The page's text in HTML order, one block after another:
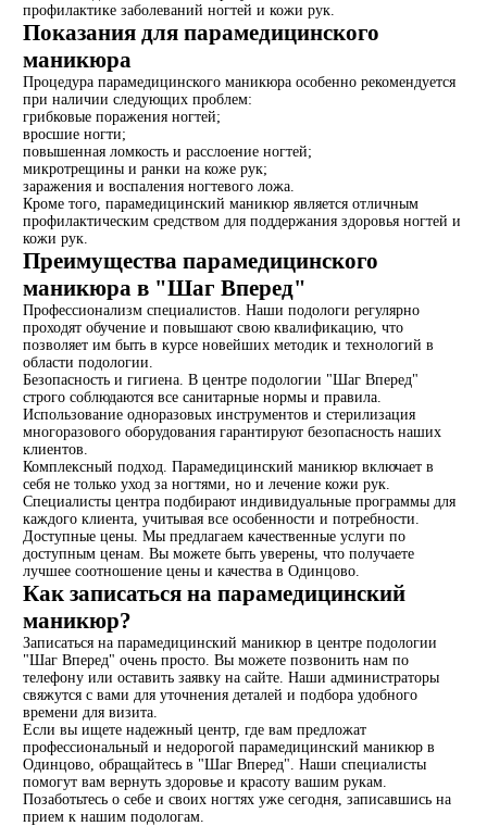
профилактике заболеваний ногтей и кожи рук.
Показания для парамедицинского
маникюра
Процедура парамедицинского маникюра особенно рекомендуется
при наличии следующих проблем:
грибковые поражения ногтей;
вросшие ногти;
повышенная ломкость и расслоение ногтей;
микротрещины и ранки на коже рук;
заражения и воспаления ногтевого ложа.
Кроме того, парамедицинский маникюр является отличным
профилактическим средством для поддержания здоровья ногтей и
кожи рук.
Преимущества парамедицинского
маникюра в "Шаг Вперед"
Профессионализм специалистов. Наши подологи регулярно
проходят обучение и повышают свою квалификацию, что
позволяет им быть в курсе новейших методик и технологий в
области подологии.
Безопасность и гигиена. В центре подологии "Шаг Вперед"
строго соблюдаются все санитарные нормы и правила.
Использование одноразовых инструментов и стерилизация
многоразового оборудования гарантируют безопасность наших
клиентов.
Комплексный подход. Парамедицинский маникюр включает в
себя не только уход за ногтями, но и лечение кожи рук.
Специалисты центра подбирают индивидуальные программы для
каждого клиента, учитывая все особенности и потребности.
Доступные цены. Мы предлагаем качественные услуги по
доступным ценам. Вы можете быть уверены, что получаете
лучшее соотношение цены и качества в Одинцово.
Как записаться на парамедицинский
маникюр?
Записаться на парамедицинский маникюр в центре подологии
"Шаг Вперед" очень просто. Вы можете позвонить нам по
телефону или оставить заявку на сайте. Наши администраторы
свяжутся с вами для уточнения деталей и подбора удобного
времени для визита.
Если вы ищете надежный центр, где вам предложат
профессиональный и недорогой парамедицинский маникюр в
Одинцово, обращайтесь в "Шаг Вперед". Наши специалисты
помогут вам вернуть здоровье и красоту вашим рукам.
Позаботьтесь о себе и своих ногтях уже сегодня, записавшись на
прием к нашим подологам.